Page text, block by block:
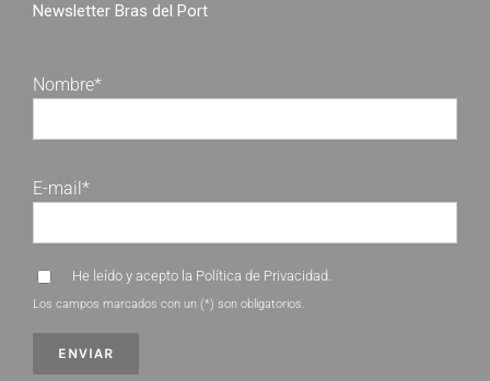
Newsletter Bras del Port
Nombre*
E-mail*
He leído y acepto la Política de Privacidad.
Los campos marcados con un (*) son obligatorios.